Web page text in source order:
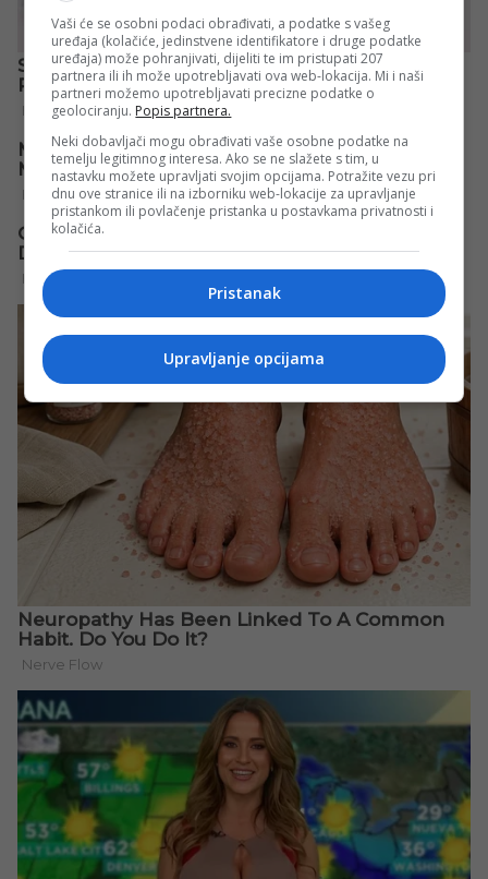
Vaši će se osobni podaci obrađivati, a podatke s vašeg
uređaja (kolačiće, jedinstvene identifikatore i druge podatke
uređaja) može pohranjivati, dijeliti te im pristupati 207
partnera ili ih može upotrebljavati ova web-lokacija. Mi i naši
partneri možemo upotrebljavati precizne podatke o
geolociranju. Popis partnera.
Neki dobavljači mogu obrađivati vaše osobne podatke na
temelju legitimnog interesa. Ako se ne slažete s tim, u
nastavku možete upravljati svojim opcijama. Potražite vezu pri
dnu ove stranice ili na izborniku web-lokacije za upravljanje
pristankom ili povlačenje pristanka u postavkama privatnosti i
kolačića.
Pristanak
Upravljanje opcijama